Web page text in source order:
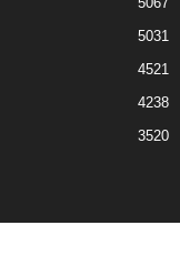
5031
4521
4238
3520